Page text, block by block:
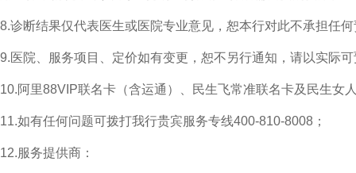
8.诊断结果仅代表医生或医院专业意见，恕本行对此不承担任
9.医院、服务项目、定价如有变更，恕不另行通知，请以实际
10.阿里88VIP联名卡（含运通）、民生飞常准联名卡及民生女
11.如有任何问题可拨打我行贵宾服务专线400-810-8008；
12.服务提供商：